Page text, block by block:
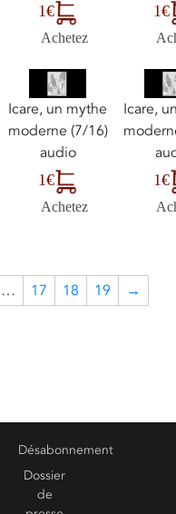
1€
Achetez
1€
Icare, un mythe
moderne (7/16)
audio
1€
Achetez
Icare,
1€
… 17 18 19 →
Désabonnement
Dossier
de